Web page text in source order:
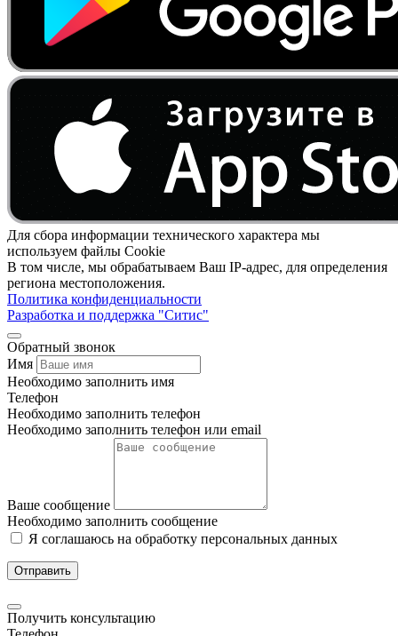
Для сбора информации технического характера мы
используем файлы Cookie
В том числе, мы обрабатываем Ваш IP-адрес, для определения
региона местоположения.
Политика конфиденциальности
Разработка и поддержка "Ситис"
Обратный звонок
Имя
Необходимо заполнить имя
Телефон
Необходимо заполнить телефон
Необходимо заполнить телефон или email
Ваше сообщение
Необходимо заполнить сообщение
Я соглашаюсь на обработку персональных данных
Отправить
Получить консультацию